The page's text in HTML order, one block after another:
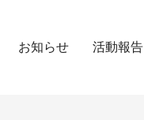
お知らせ 活動報告